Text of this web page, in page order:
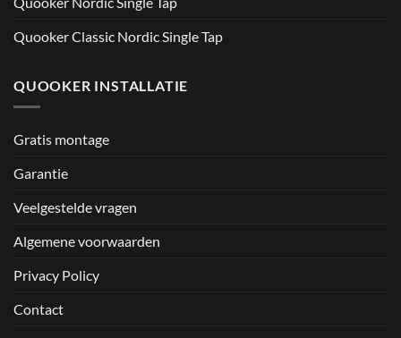
Quooker Classic Nordic Single Tap
QUOOKER INSTALLATIE
Gratis montage
Garantie
Veelgestelde vragen
Algemene voorwaarden
Privacy Policy
Contact